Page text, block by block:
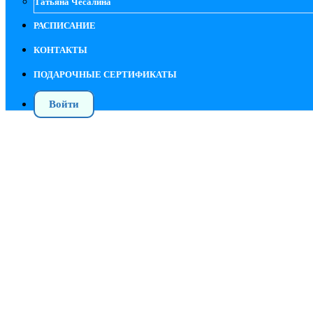
РАСПИСАНИЕ
КОНТАКТЫ
ПОДАРОЧНЫЕ СЕРТИФИКАТЫ
Войти